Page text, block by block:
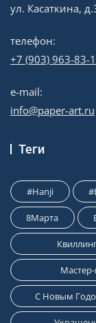
ул. Касаткина,
телефон:
+7 (903) 963-83-
e-mail:
info@paper-art.ru
Теги
#Hanji
8Марта
С Новым